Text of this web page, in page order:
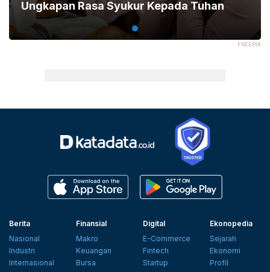
FREEPIK
Ungkapan Rasa Syukur Kepada Tuhan
Berita
Nasional
Industri
Internasional
Finansial
Makro
Keuangan
Bursa
Digital
E-Commerce
Fintech
Startup
Ekonopedia
Sejarah
Ekonomi
Profil